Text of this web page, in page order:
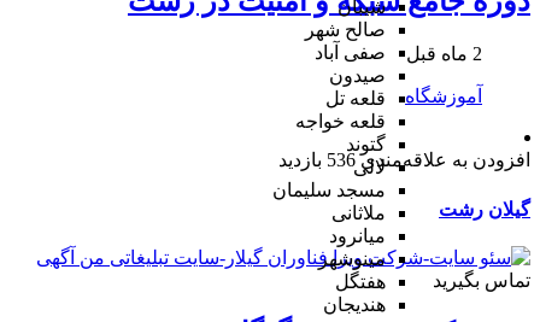
شیبان
صالح شهر
صفی آباد
صیدون
قلعه تل
قلعه خواجه
گتوند
لالی
مسجد سلیمان
ملاثانی
میانرود
مینوشهر
هفتگل
هندیجان
2 ماه قبل
آموزشگاه
افزودن به علاقه‌مندی 536 بازدید
گیلان رشت
تماس بگیرید